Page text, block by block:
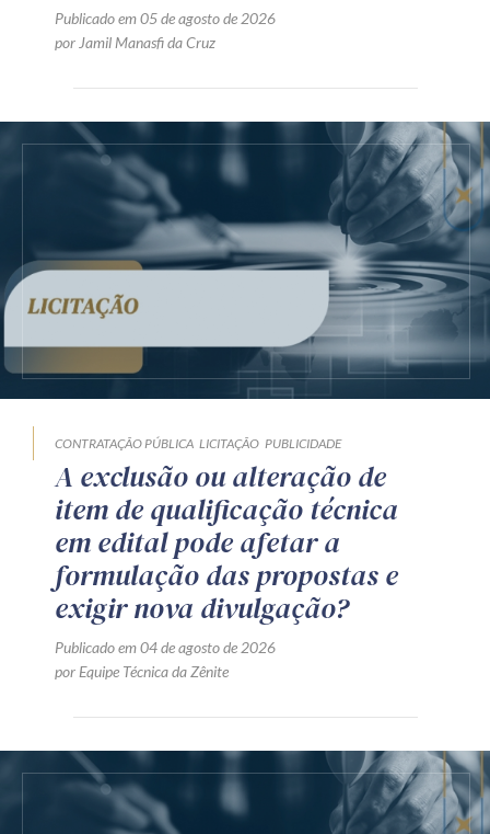
Publicado em 05 de agosto de 2026
por Jamil Manasfi da Cruz
CONTRATAÇÃO PÚBLICA LICITAÇÃO PUBLICIDADE
A exclusão ou alteração de
item de qualificação técnica
em edital pode afetar a
formulação das propostas e
exigir nova divulgação?
Publicado em 04 de agosto de 2026
por Equipe Técnica da Zênite